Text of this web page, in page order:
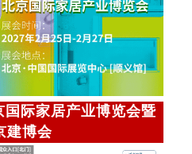
国际家居产业博览会暨
建博会